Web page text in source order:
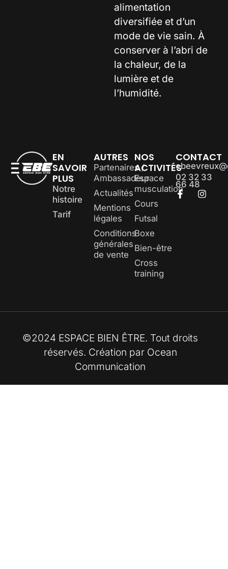
alimentation
diversifiée et d’un
mode de vie sain. À
conserver à l’abri de
la chaleur, de la
lumière et de
l’humidité.
EN
SAVOIR
PLUS
Notre
histoire
Tarif
AUTRES
Partenaires /
Ambassadeur
Actualités
Mentions
légales
Conditions
générales
de vente
NOS
ACTIVITÉS
Espace
musculation
Cours
Futsal
Boxe
Bien-être
Cross
training
CONTACT
02 32 33
66 48
©2024 ESPACE BIEN ÊTRE. Tout droits
réservés. Création par Ocean
Communication